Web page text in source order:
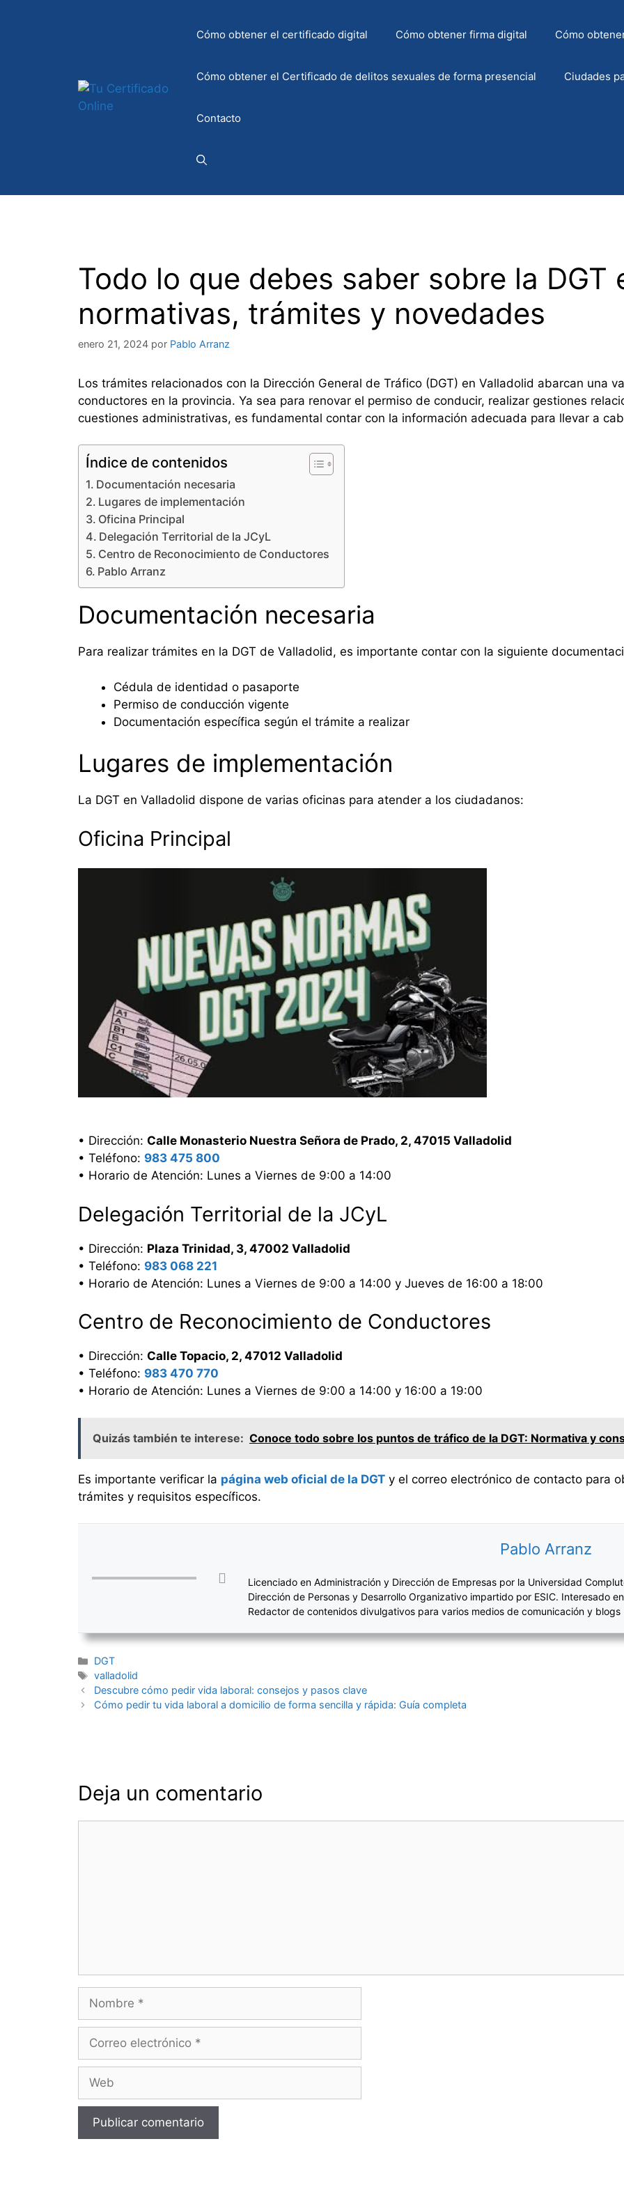
Cómo obtener el certificado digital Cómo obtener firma digital Cómo
Cómo obtener el Certificado de delitos sexuales de forma presencial Ciudades
Contacto
Todo lo que debes saber sobre la DGT
normativas, trámites y novedades
enero 21, 2024 por Pablo Arranz
Los trámites relacionados con la Dirección General de Tráfico (DGT) en Valladolid abarcan una
conductores en la provincia. Ya sea para renovar el permiso de conducir, realizar gestiones
cuestiones administrativas, es fundamental contar con la información adecuada para llevar a
Índice de contenidos
Documentación necesaria
Lugares de implementación
Oficina Principal
Delegación Territorial de la JCyL
Centro de Reconocimiento de Conductores
Pablo Arranz
Documentación necesaria
Para realizar trámites en la DGT de Valladolid, es importante contar con la siguiente
Cédula de identidad o pasaporte
Permiso de conducción vigente
Documentación específica según el trámite a realizar
Lugares de implementación
La DGT en Valladolid dispone de varias oficinas para atender a los ciudadanos:
Oficina Principal
• Dirección: Calle Monasterio Nuestra Señora de Prado, 2, 47015 Valladolid
• Teléfono: 983 475 800
• Horario de Atención: Lunes a Viernes de 9:00 a 14:00
Delegación Territorial de la JCyL
• Dirección: Plaza Trinidad, 3, 47002 Valladolid
• Teléfono: 983 068 221
• Horario de Atención: Lunes a Viernes de 9:00 a 14:00 y Jueves de 16:00 a 18:00
Centro de Reconocimiento de Conductores
• Dirección: Calle Topacio, 2, 47012 Valladolid
• Teléfono: 983 470 770
• Horario de Atención: Lunes a Viernes de 9:00 a 14:00 y 16:00 a 19:00
Quizás también te interese: Conoce todo sobre los puntos de tráfico de la DGT: Normativa y
Es importante verificar la página web oficial de la DGT y el correo electrónico de contacto para
trámites y requisitos específicos.
Pablo Arranz
Licenciado en Administración y Dirección de Empresas por la Universidad
Dirección de Personas y Desarrollo Organizativo impartido por ESIC. Interesado
Redactor de contenidos divulgativos para varios medios de comunicación y blogs
Categorías
DGT
Etiquetas
valladolid
Navegación
de
Descubre cómo pedir vida laboral: consejos y pasos clave
Cómo pedir tu vida laboral a domicilio de forma sencilla y rápida: Guía completa
Deja un comentario
Nombre
Correo
Web